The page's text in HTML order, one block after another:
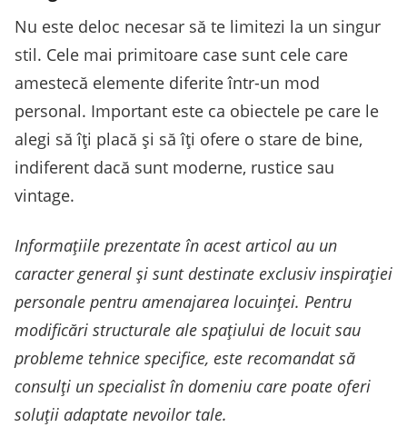
Nu este deloc necesar să te limitezi la un singur
stil. Cele mai primitoare case sunt cele care
amestecă elemente diferite într-un mod
personal. Important este ca obiectele pe care le
alegi să îți placă și să îți ofere o stare de bine,
indiferent dacă sunt moderne, rustice sau
vintage.
Informațiile prezentate în acest articol au un
caracter general și sunt destinate exclusiv inspirației
personale pentru amenajarea locuinței. Pentru
modificări structurale ale spațiului de locuit sau
probleme tehnice specifice, este recomandat să
consulți un specialist în domeniu care poate oferi
soluții adaptate nevoilor tale.